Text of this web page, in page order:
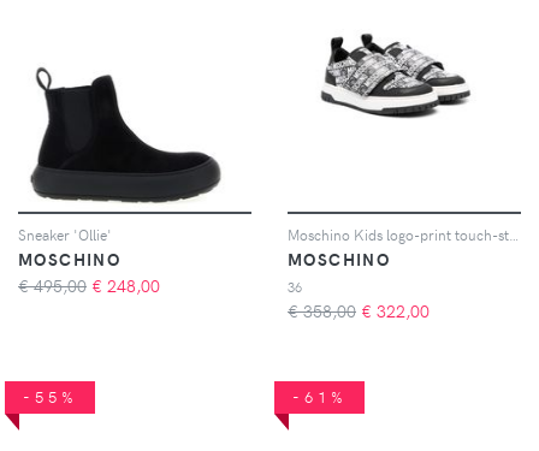
Sneaker 'Ollie'
MOSCHINO
€ 495,00 € 248,00
MOSCHINO
36
€ 358,00 € 322,00
-55% -61%